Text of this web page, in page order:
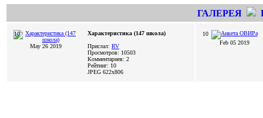
ГАЛЕРЕЯ
10
May 26 2019
Характеристика (147 школа)
Прислал: RV
Просмотров: 10503
Комментариев: 2
Рейтинг: 10
JPEG 622x806
10
Feb 05 2019